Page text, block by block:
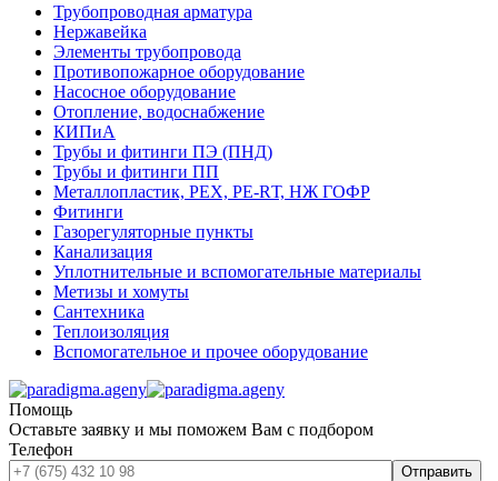
Трубопроводная арматура
Нержавейка
Элементы трубопровода
Противопожарное оборудование
Насосное оборудование
Отопление, водоснабжение
КИПиА
Трубы и фитинги ПЭ (ПНД)
Трубы и фитинги ПП
Металлопластик, РЕХ, РЕ-RТ, НЖ ГОФР
Фитинги
Газорегуляторные пункты
Канализация
Уплотнительные и вспомогательные материалы
Метизы и хомуты
Сантехника
Теплоизоляция
Вспомогательное и прочее оборудование
Помощь
Оставьте заявку и мы поможем Вам с подбором
Телефон
Отправить